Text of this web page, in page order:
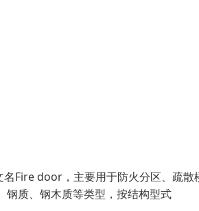
Fire door，主要用于防火分区、疏散
钢质、钢木质等类型，按结构型式